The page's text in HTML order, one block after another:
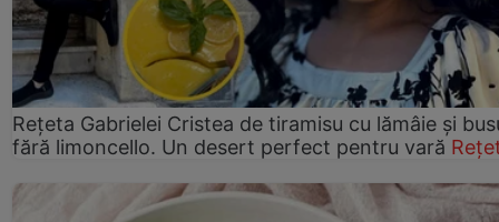
Rețeta Gabrielei Cristea de tiramisu cu lămâie și
fără limoncello. Un desert perfect pentru vară